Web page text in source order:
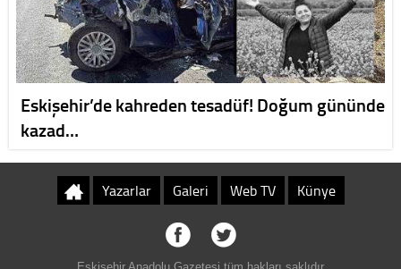
Eskişehir’de kahreden tesadüf! Doğum gününde
kazad…
Yazarlar Galeri Web TV Künye